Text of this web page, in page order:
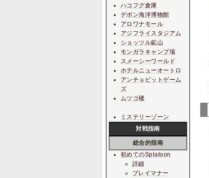
ハコフグ倉庫
デボン海洋博物館
アロワナモール
アジフライスタジアム
ショッツル鉱山
モンガラキャンプ場
スメーシーワールド
ホテルニューオートロ
アンチョビットゲーム
ズ
ムツゴ楼
ミステリーゾーン
対戦指南
総合的指南
初めてのSplatoon
詳細
プレイマナー